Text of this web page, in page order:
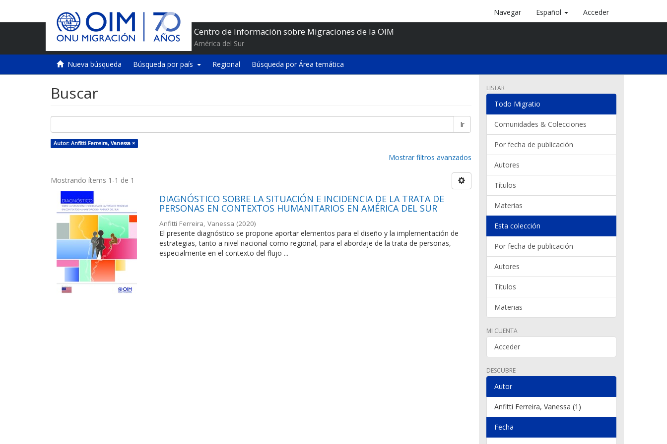
Centro de Información sobre Migraciones de la OIM
América del Sur
Navegar Español Acceder
Nueva búsqueda Búsqueda por país Regional Búsqueda por Área temática
Buscar
Ir
Autor: Anfitti Ferreira, Vanessa ×
Mostrar filtros avanzados
Mostrando ítems 1-1 de 1
DIAGNÓSTICO SOBRE LA SITUACIÓN E INCIDENCIA DE LA TRATA DE
PERSONAS EN CONTEXTOS HUMANITARIOS EN AMÉRICA DEL SUR
Anfitti Ferreira, Vanessa (2020)
El presente diagnóstico se propone aportar elementos para el diseño y la implementación de
estrategias, tanto a nivel nacional como regional, para el abordaje de la trata de personas,
especialmente en el contexto del flujo ...
LISTAR
Todo Migratio
Comunidades & Colecciones
Por fecha de publicación
Autores
Títulos
Materias
Esta colección
Por fecha de publicación
Autores
Títulos
Materias
MI CUENTA
Acceder
DESCUBRE
Autor
Anfitti Ferreira, Vanessa (1)
Fecha